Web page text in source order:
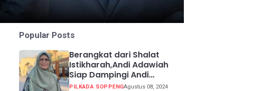
Popular Posts
Berangkat dari Shalat
Istikharah,Andi Adawiah
Siap Dampingi Andi
Mapparemma
PILKADA SOPPENGAgustus 08, 2024